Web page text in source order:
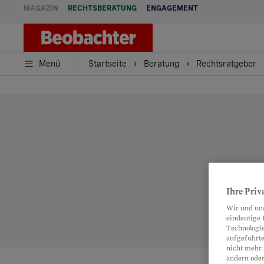
MAGAZIN RECHTSBERATUNG ENGAGEMENT
Menü Startseite Beratung Rechtsratgeber
Ihre
Wir und
eindeutige
nicht mehr
ändern